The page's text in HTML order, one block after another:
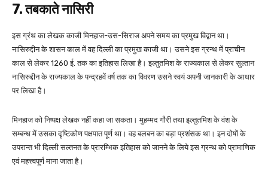
7. तबकाते नासिरी
इस ग्रंथ का लेखक काजी मिनहाज-उस-सिराज अपने समय का प्रमुख विद्वान था।
नासिरुद्दीन के शासन काल में वह दिल्ली का प्रमुख काजी था। उसने इस ग्रन्थ में प्राचीन
काल से लेकर 1260 ई. तक का इतिहास लिखा है। इल्तुतमिश के राज्यकाल से लेकर सुल्तान
नासिरुद्दीन के राज्यकाल के पन्द्रहवें वर्ष तक का विवरण उसने स्वयं अपनी जानकारी के आधार
पर लिखा है।
मिनहाज को निष्पक्ष लेखक नहीं कहा जा सकता। मुहम्मद गौरी तथा इल्तुतमिश के वंश के
सम्बन्ध में उसका दृष्टिकोण पक्षपात पूर्ण था। वह बलबन का बड़ा प्रशंसक था। इन दोषों के
उपरान्त भी दिल्ली सल्तनत के प्रारम्भिक इतिहास को जानने के लिये इस ग्रन्थ को प्रामाणिक
एवं महत्त्वपूर्ण माना जाता है।